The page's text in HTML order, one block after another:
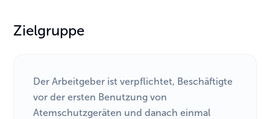
Zielgruppe
Der Arbeitgeber ist verpflichtet, Beschäftigte
vor der ersten Benutzung von
Atemschutzgeräten und danach einmal